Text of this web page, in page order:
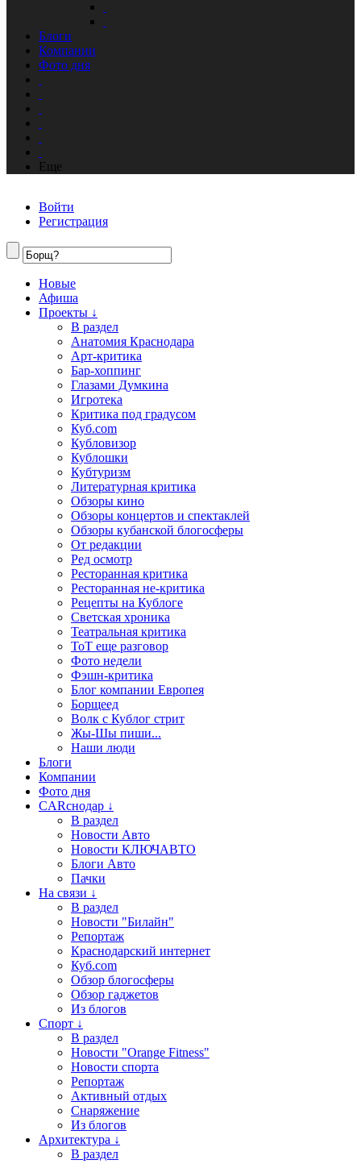
Блоги
Компании
Фото дня
Еще
Войти
Регистрация
Новые
Афиша
Проекты ↓
В раздел
Анатомия Краснодара
Арт-критика
Бар-хоппинг
Глазами Думкина
Игротека
Критика под градусом
Куб.com
Кубловизор
Кублошки
Кубтуризм
Литературная критика
Обзоры кино
Обзоры концертов и спектаклей
Обзоры кубанской блогосферы
От редакции
Ред осмотр
Ресторанная критика
Ресторанная не-критика
Рецепты на Кублоге
Светская хроника
Театральная критика
ТоТ еще разговор
Фото недели
Фэшн-критика
Блог компании Европея
Борщеед
Волк с Кублог стрит
Жы-Шы пиши...
Наши люди
Блоги
Компании
Фото дня
CARснодар ↓
В раздел
Новости Авто
Новости КЛЮЧАВТО
Блоги Авто
Пачки
На связи ↓
В раздел
Новости "Билайн"
Репортаж
Краснодарский интернет
Куб.com
Обзор блогосферы
Обзор гаджетов
Из блогов
Спорт ↓
В раздел
Новости "Orange Fitness"
Новости спорта
Репортаж
Активный отдых
Снаряжение
Из блогов
Архитектура ↓
В раздел